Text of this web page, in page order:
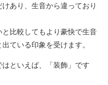
あり、生音から違っており
比較してもより豪快で生音
ている印象を受けます。
といえば、「装飾」です